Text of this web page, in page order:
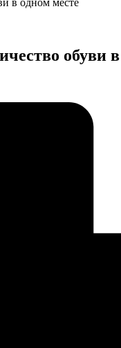
в одном месте
обуви в